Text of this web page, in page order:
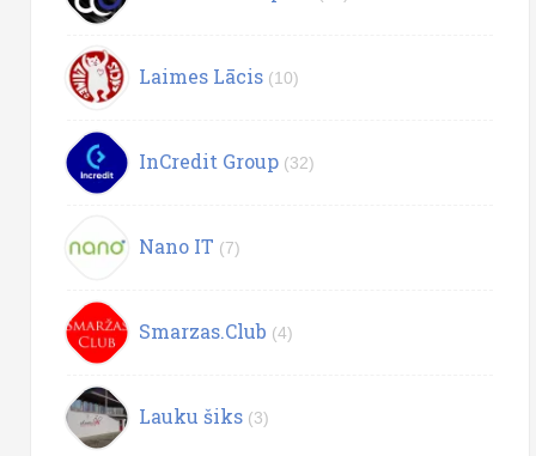
Laimes Lācis (10)
InCredit Group (32)
Nano IT (7)
Smarzas.Club (4)
Lauku šiks (3)